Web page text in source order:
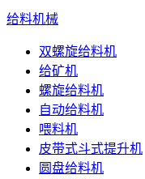
给料机械
双螺旋给料机
给矿机
螺旋给料机
自动给料机
喂料机
皮带式斗式提升机
圆盘给料机